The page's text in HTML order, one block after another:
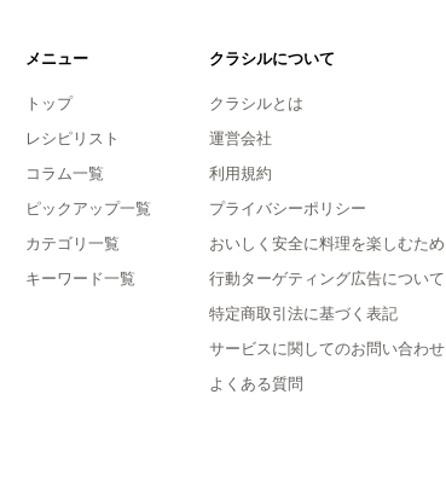
メニュー
トップ
レシピリスト
コラム一覧
ピックアップ一覧
カテゴリ一覧
キーワード一覧
クラシルについて
クラシルとは
運営会社
利用規約
プライバシーポリシー
おいしく安全に料理を楽しむため
行動ターゲティング広告について
特定商取引法に基づく表記
サービスに関してのお問い合わせ
よくある質問